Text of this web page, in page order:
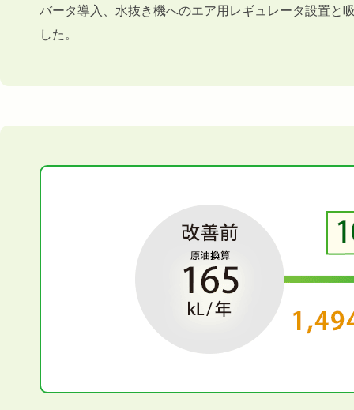
バータ導入、水抜き機へのエア用レギュレータ設置と
した。